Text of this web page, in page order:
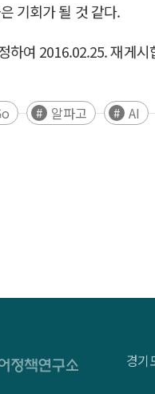
기회가 될 것 같다.
하여 2016.02.25. 재게시
알파고 AI
경기